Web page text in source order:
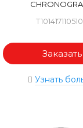
Заказать
Узнать